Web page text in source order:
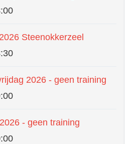
Steenokkerzeel
2026 - geen training
- geen training